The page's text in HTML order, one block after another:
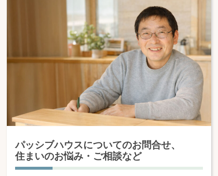
パッシブハウスについてのお問合せ、
住まいのお悩み・ご相談など